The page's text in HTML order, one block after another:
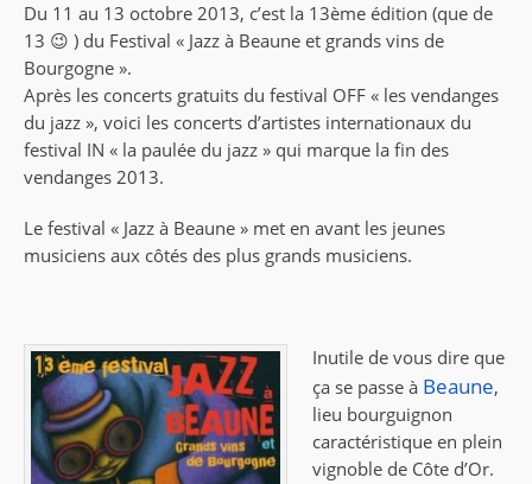
Du 11 au 13 octobre 2013, c’est la 13ème édition (que de
13 😉 ) du Festival « Jazz à Beaune et grands vins de
Bourgogne ».
Après les concerts gratuits du festival OFF « les vendanges
du jazz », voici les concerts d’artistes internationaux du
festival IN « la paulée du jazz » qui marque la fin des
vendanges 2013.
Le festival « Jazz à Beaune » met en avant les jeunes
musiciens aux côtés des plus grands musiciens.
Inutile de vous dire que
ça se passe à Beaune,
lieu bourguignon
caractéristique en plein
vignoble de Côte d’Or.